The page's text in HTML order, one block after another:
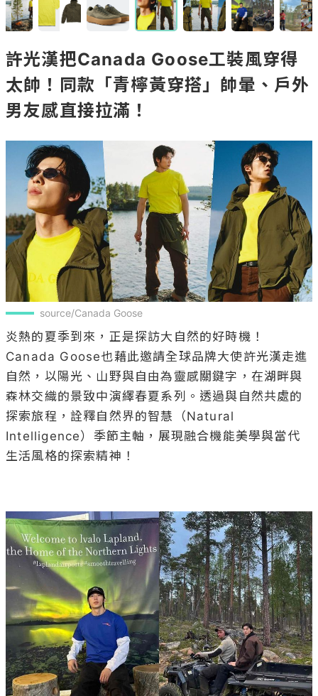
許光漢把Canada Goose工裝風穿得
太帥！同款「青檸黃穿搭」帥暈、戶外
男友感直接拉滿！
source/Canada Goose
炎熱的夏季到來，正是探訪大自然的好時機！
Canada Goose也藉此邀請全球品牌大使許光漢走進
自然，以陽光、山野與自由為靈感關鍵字，在湖畔與
森林交織的景致中演繹春夏系列。透過與自然共處的
探索旅程，詮釋自然界的智慧（Natural
Intelligence）季節主軸，展現融合機能美學與當代
生活風格的探索精神！